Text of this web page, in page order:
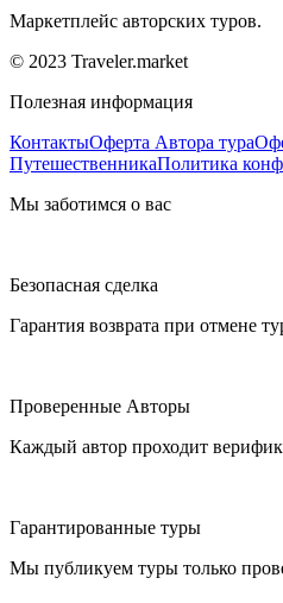
Маркетплейс авторских туров.
© 2023 Traveler.market
Полезная информация
КонтактыОферта Автора тура
ПутешественникаПолитика
Мы заботимся о вас
Безопасная сделка
Гарантия возврата при отмене
Проверенные Авторы
Каждый автор проходит
Гарантированные туры
Мы публикуем туры только